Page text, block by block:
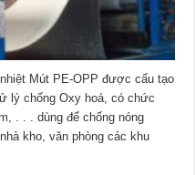
Mút PE-OPP được cấu tạo
lý chống Oxy hoá, có chức
. . . dùng để chống nóng
kho, văn phòng các khu